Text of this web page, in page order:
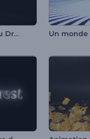
Animation de Logo Feu du Dragon